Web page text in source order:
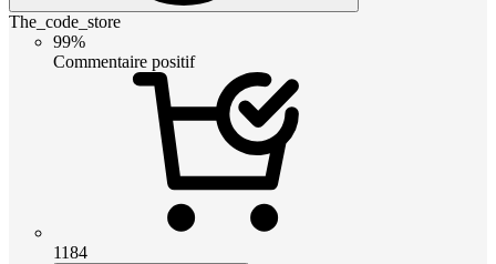
The_code_store
99%
Commentaire positif
1184